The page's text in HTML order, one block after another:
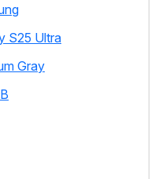
S25 Ultra
Gray